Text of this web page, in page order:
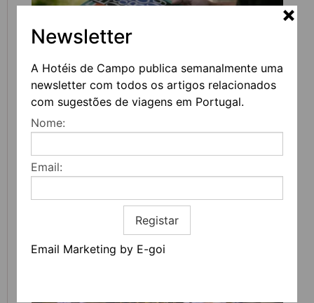
Newsletter
A Hotéis de Campo publica semanalmente uma
newsletter com todos os artigos relacionados
com sugestões de viagens em Portugal.
Nome:
Email:
Registar
Email Marketing by E-goi
FEIRA DO LIVRO DO PORTO REGRESSA COM
MAIS DE 200 ATIVIDADES DEDICADAS À
LITERATURA, MÚSICA E PENSAMENTO